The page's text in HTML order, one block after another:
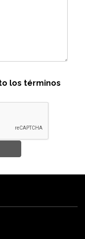
los términos